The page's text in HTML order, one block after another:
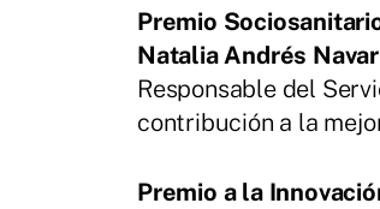
Premio
Natalia Andrés
Responsable del
contribución a la
Premio a la